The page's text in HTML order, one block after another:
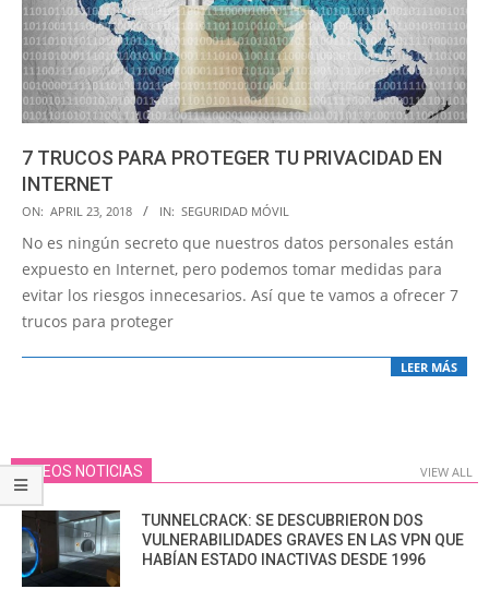
7 TRUCOS PARA PROTEGER TU PRIVACIDAD EN
INTERNET
2018-
04-
23
ON: APRIL 23, 2018 IN: SEGURIDAD MÓVIL
No es ningún secreto que nuestros datos personales están
expuesto en Internet, pero podemos tomar medidas para
evitar los riesgos innecesarios. Así que te vamos a ofrecer 7
trucos para proteger
LEER MÁS
VIDEOS NOTICIAS VIEW ALL
TUNNELCRACK: SE DESCUBRIERON DOS
VULNERABILIDADES GRAVES EN LAS VPN QUE
HABÍAN ESTADO INACTIVAS DESDE 1996